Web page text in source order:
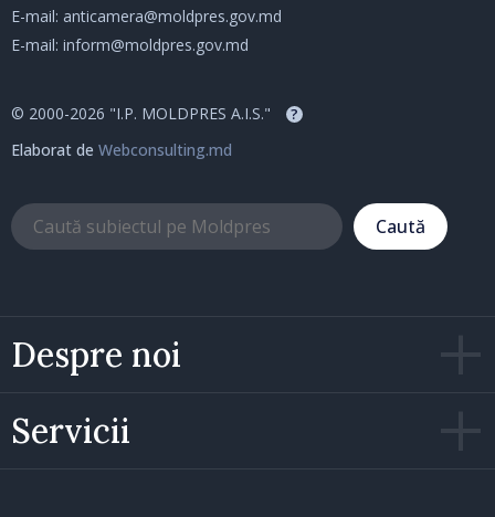
Despre noi
Servicii
E-mail: anticamera@moldpres.gov.md
E-mail: inform@moldpres.gov.md
© 2000-2026 "I.P. MOLDPRES A.I.S." ?
Elaborat de Webconsulting.md
Caută